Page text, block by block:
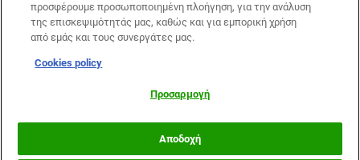
ΣΥΜΒΟΥΛΕΥΤΙΚΗΣ:1114
προσφέρουμε προσωποποιημένη πλοήγηση, για την ανάλυση
της επισκεψιμότητάς μας, καθώς και για εμπορική χρήση
από εμάς και τους συνεργάτες μας.
Cookies policy
Προσαρμογή
Αποδοχή